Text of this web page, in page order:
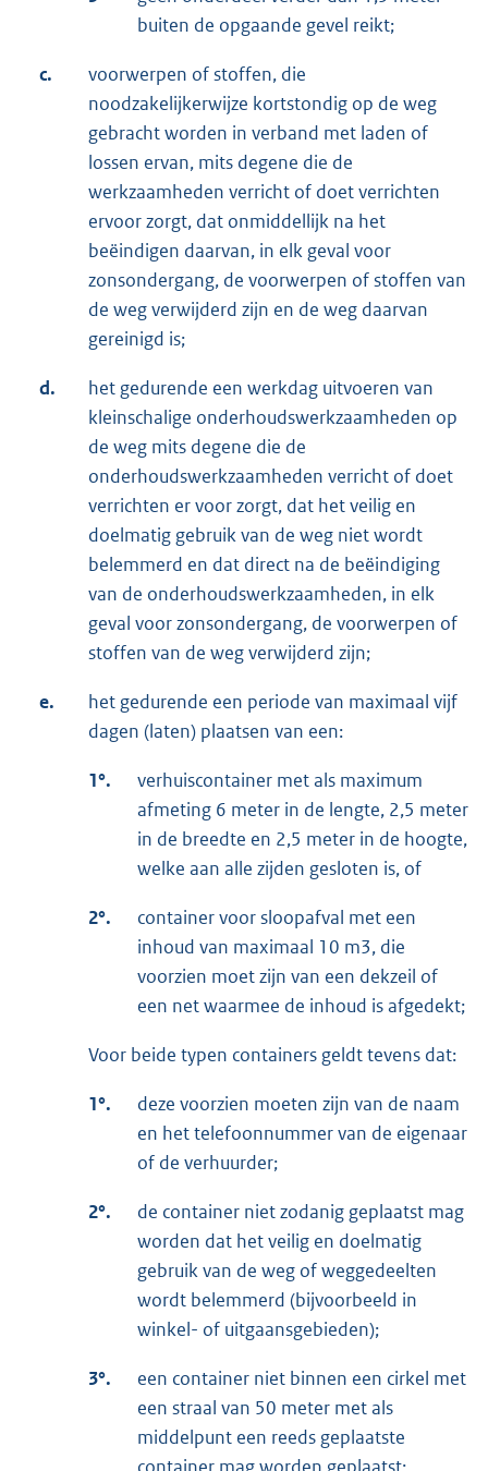
buiten de opgaande gevel reikt;
c.
voorwerpen of stoffen, die
noodzakelijkerwijze kortstondig op de weg
gebracht worden in verband met laden of
lossen ervan, mits degene die de
werkzaamheden verricht of doet verrichten
ervoor zorgt, dat onmiddellijk na het
beëindigen daarvan, in elk geval voor
zonsondergang, de voorwerpen of stoffen van
de weg verwijderd zijn en de weg daarvan
gereinigd is;
d.
het gedurende een werkdag uitvoeren van
kleinschalige onderhoudswerkzaamheden op
de weg mits degene die de
onderhoudswerkzaamheden verricht of doet
verrichten er voor zorgt, dat het veilig en
doelmatig gebruik van de weg niet wordt
belemmerd en dat direct na de beëindiging
van de onderhoudswerkzaamheden, in elk
geval voor zonsondergang, de voorwerpen of
stoffen van de weg verwijderd zijn;
e.
het gedurende een periode van maximaal vijf
dagen (laten) plaatsen van een:
1°.
verhuiscontainer met als maximum
afmeting 6 meter in de lengte, 2,5 meter
in de breedte en 2,5 meter in de hoogte,
welke aan alle zijden gesloten is, of
2°.
container voor sloopafval met een
inhoud van maximaal 10 m3, die
voorzien moet zijn van een dekzeil of
een net waarmee de inhoud is afgedekt;
Voor beide typen containers geldt tevens dat:
1°.
deze voorzien moeten zijn van de naam
en het telefoonnummer van de eigenaar
of de verhuurder;
2°.
de container niet zodanig geplaatst mag
worden dat het veilig en doelmatig
gebruik van de weg of weggedeelten
wordt belemmerd (bijvoorbeeld in
winkel- of uitgaansgebieden);
3°.
een container niet binnen een cirkel met
een straal van 50 meter met als
middelpunt een reeds geplaatste